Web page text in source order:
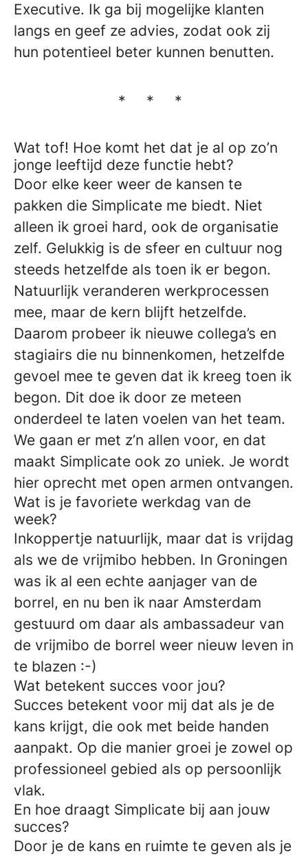
Executive. Ik ga bij mogelijke klanten
langs en geef ze advies, zodat ook zij
hun potentieel beter kunnen benutten.
* * *
Wat tof! Hoe komt het dat je al op zo’n
jonge leeftijd deze functie hebt?
Door elke keer weer de kansen te
pakken die Simplicate me biedt. Niet
alleen ik groei hard, ook de organisatie
zelf. Gelukkig is de sfeer en cultuur nog
steeds hetzelfde als toen ik er begon.
Natuurlijk veranderen werkprocessen
mee, maar de kern blijft hetzelfde.
Daarom probeer ik nieuwe collega’s en
stagiairs die nu binnenkomen, hetzelfde
gevoel mee te geven dat ik kreeg toen ik
begon. Dit doe ik door ze meteen
onderdeel te laten voelen van het team.
We gaan er met z’n allen voor, en dat
maakt Simplicate ook zo uniek. Je wordt
hier oprecht met open armen ontvangen.
Wat is je favoriete werkdag van de
week?
Inkoppertje natuurlijk, maar dat is vrijdag
als we de vrijmibo hebben. In Groningen
was ik al een echte aanjager van de
borrel, en nu ben ik naar Amsterdam
gestuurd om daar als ambassadeur van
de vrijmibo de borrel weer nieuw leven in
te blazen :-)
Wat betekent succes voor jou?
Succes betekent voor mij dat als je de
kans krijgt, die ook met beide handen
aanpakt. Op die manier groei je zowel op
professioneel gebied als op persoonlijk
vlak.
En hoe draagt Simplicate bij aan jouw
succes?
Door je de kans en ruimte te geven als je